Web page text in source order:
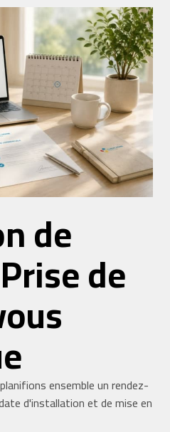
de
de
ensemble un rendez-
d'installation et de mise en